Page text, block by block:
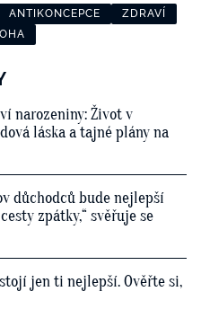
ANTIKONCEPCE
ZDRAVÍ
narozeniny: Život v
láska a tajné plány na
důchodců bude nejlepší
zpátky,“ svěřuje se
jen ti nejlepší. Ověřte si,